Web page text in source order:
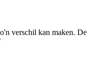
verschil kan maken. De